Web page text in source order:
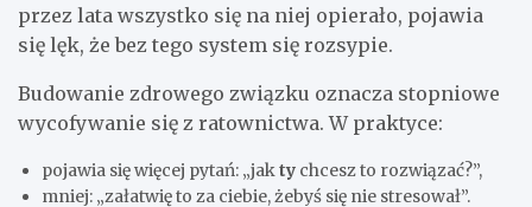
przez lata wszystko się na niej opierało, pojawia
się lęk, że bez tego system się rozsypie.
Budowanie zdrowego związku oznacza stopniowe
wycofywanie się z ratownictwa. W praktyce:
pojawia się więcej pytań: „jakty chcesz to rozwiązać?”,
mniej: „załatwię to za ciebie, żebyś się nie stresował”.